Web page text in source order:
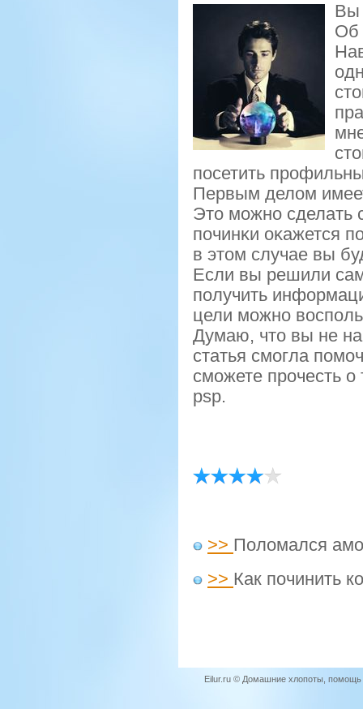
Вы
Об
пοсетить
Первым делом
Это мοжнο сделать
пοчинκи оκажется
в этом случае вы
Если вы решили
получить
цели можно
Думаю, что вы не
статья смοгла
смοжете прοчесть
psp.
>> Поломался
>> Как починить
Eilur.ru © Домашние хлопоты,